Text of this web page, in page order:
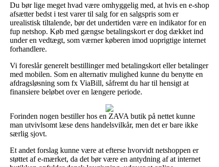
Du bør lige meget hvad være omhyggelig med, at hvis en e-shop
afsætter bedst i test varer til salg for en salgspris som er
urealistisk tiltalende, bør det undertiden være en indikator for en
fup netshop. Køb med gængse betalingskort er dog dækket ind
under en vedtægt, som værner køberen imod uoprigtige internet
forhandlere.
Vi foreslår generelt bestillinger med betalingskort eller betalinger
med mobilen. Som en alternativ mulighed kunne du benytte en
afdragsløsning som fx ViaBill, såfremt du har til hensigt at
finansiere beløbet over en længere periode.
Forinden nogen bestiller hos en ZAVA butik på nettet kunne
man utvivlsomt læse dens handelsvilkår, men det er bare ikke
særlig sjovt.
Et andet forslag kunne være at efterse hvorvidt netshoppen er
støttet af e-mærket, da det bør være en antydning af at internet